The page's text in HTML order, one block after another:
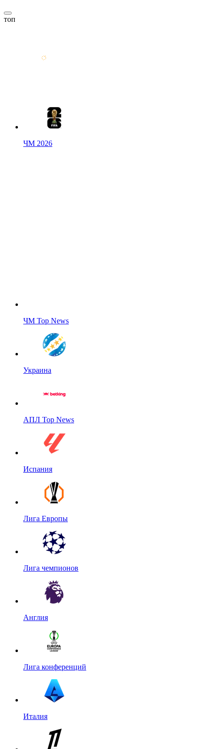
топ
ЧМ 2026
ЧМ Top News
Украина
АПЛ Top News
Испания
Лига Европы
Лига чемпионов
Англия
Лига конференций
Италия